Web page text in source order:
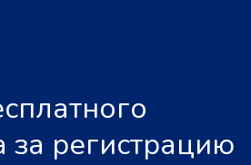
за регистрацию